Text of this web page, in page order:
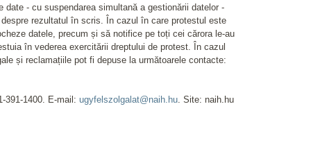
- cu suspendarea simultană a gestionării datelor -
rezultatul în scris. În cazul în care protestul este
datele, precum și să notifice pe toți cei cărora le-au
în vederea exercitării dreptului de protest. În cazul
și reclamațiile pot fi depuse la următoarele contacte:
391-1400. E-mail: ugyfelszolgalat@naih.hu . Site: naih.hu